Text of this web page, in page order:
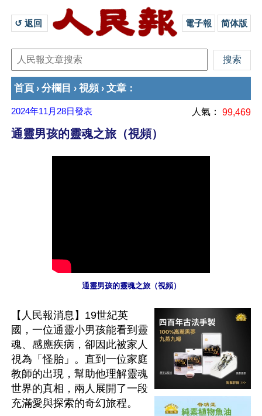
↺ 返回 電子報 简体版
首頁 › 分欄目 › 視頻 › 文章 ：
2024年11月28日發表 人氣： 99,469
通靈男孩的靈魂之旅（視頻）
通靈男孩的靈魂之旅（視頻）
【人民報消息】19世紀英
國，一位通靈小男孩能看到靈
魂、感應疾病，卻因此被家人
視為「怪胎」。直到一位家庭
教師的出現，幫助他理解靈魂
世界的真相，兩人展開了一段
充滿愛與探索的奇幻旅程。